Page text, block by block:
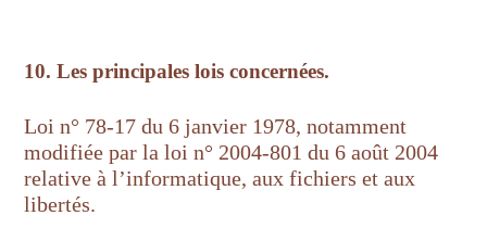
10. Les principales lois concernées.
Loi n° 78-17 du 6 janvier 1978, notamment
modifiée par la loi n° 2004-801 du 6 août 2004
relative à l’informatique, aux fichiers et aux
libertés.